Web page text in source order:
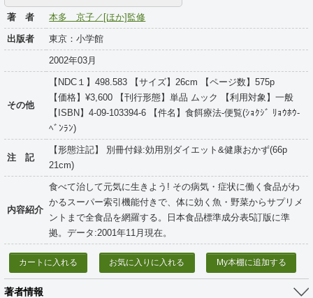
著 者 本多 京子／[ほか]監修
出版者 東京：小学館
2002年03月
その他
【NDC１】498.583 【サイズ】26cm 【ページ数】575p
【価格】¥3,600 【刊行形態】単品 ムック 【利用対象】一般
【ISBN】4-09-103394-6 【件名】食餌療法-便覧(ｼｮｸｼﾞ ﾘｮｳﾎｳ-
ﾍﾞﾝﾗﾝ)
注 記
【形態注記】 別冊付録:効用別ダイエット&健康おかず(66p
21cm)
内容紹介
食べて治して元気に生きよう! その病気・症状に働く食品がわ
かるスーパー索引機能付きで、体に効く魚・野菜からサプリメ
ントまで全食品を網羅する。日本食品標準成分表5訂版に準
拠。データ:2001年11月現在。
カートに入れる お気に入りに入れる My本棚に追加する
著者情報